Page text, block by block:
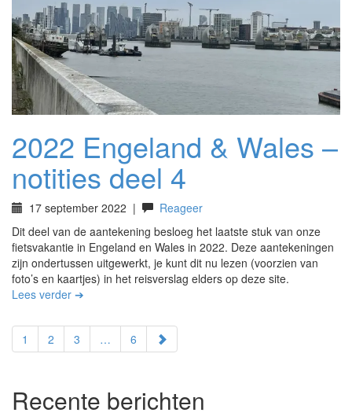
2022 Engeland & Wales –
notities deel 4
17 september 2022 |
Reageer
Dit deel van de aantekening besloeg het laatste stuk van onze
fietsvakantie in Engeland en Wales in 2022. Deze aantekeningen
zijn ondertussen uitgewerkt, je kunt dit nu lezen (voorzien van
foto’s en kaartjes) in het reisverslag elders op deze site.
Lees verder ➔
paging-
navigation
1 2 3 … 6
Recente berichten